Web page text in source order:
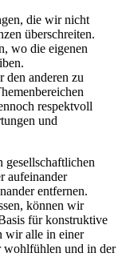
die wir nicht
überschreiten.
wo die eigenen
den anderen zu
respektvoll
und
gesellschaftlichen
aufeinander
entfernen.
können wir
für konstruktive
wir alle in einer
wohlfühlen und in der